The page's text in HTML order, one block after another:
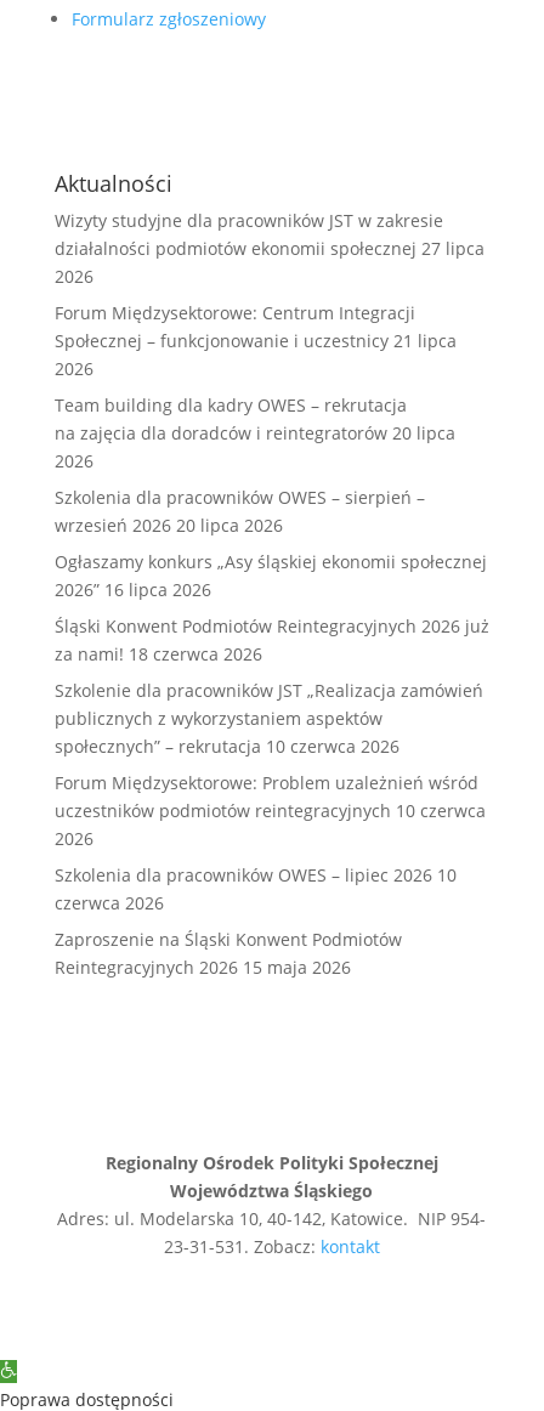
Formularz zgłoszeniowy
Aktualności
Wizyty studyjne dla pracowników JST w zakresie
działalności podmiotów ekonomii społecznej 27 lipca
2026
Forum Międzysektorowe: Centrum Integracji
Społecznej – funkcjonowanie i uczestnicy 21 lipca
2026
Team building dla kadry OWES – rekrutacja
na zajęcia dla doradców i reintegratorów 20 lipca
2026
Szkolenia dla pracowników OWES – sierpień –
wrzesień 2026 20 lipca 2026
Ogłaszamy konkurs „Asy śląskiej ekonomii społecznej
2026” 16 lipca 2026
Śląski Konwent Podmiotów Reintegracyjnych 2026 już
za nami! 18 czerwca 2026
Szkolenie dla pracowników JST „Realizacja zamówień
publicznych z wykorzystaniem aspektów
społecznych” – rekrutacja 10 czerwca 2026
Forum Międzysektorowe: Problem uzależnień wśród
uczestników podmiotów reintegracyjnych 10 czerwca
2026
Szkolenia dla pracowników OWES – lipiec 2026 10
czerwca 2026
Zaproszenie na Śląski Konwent Podmiotów
Reintegracyjnych 2026 15 maja 2026
Regionalny Ośrodek Polityki Społecznej
Województwa Śląskiego
Adres: ul. Modelarska 10, 40-142, Katowice. NIP 954-
23-31-531. Zobacz: kontakt
Open
toolbar
Poprawa dostępności